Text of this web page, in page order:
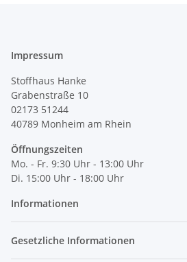
Impressum
Stoffhaus Hanke
Grabenstraße 10
02173 51244
40789 Monheim am Rhein
Öffnungszeiten
Mo. - Fr. 9:30 Uhr - 13:00 Uhr
Di. 15:00 Uhr - 18:00 Uhr
Informationen
Gesetzliche Informationen